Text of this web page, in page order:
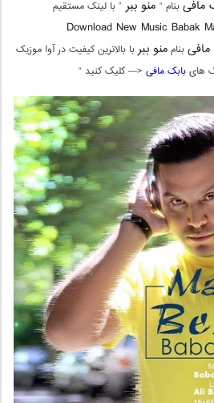
مافیبنام “ منو ببر” با لینک مستقیم
Download New Music Babak
مافیبناممنو ببربا بالاترین کیفیت در آوا موزیک
هایبابک مافی <— کلیک کنید “